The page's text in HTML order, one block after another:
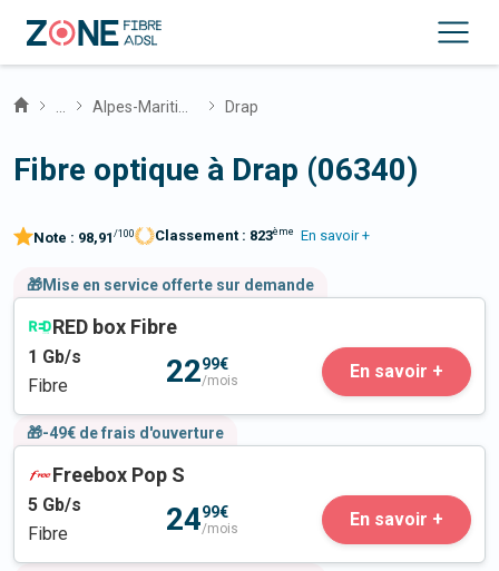
Drap
Fibre optique à Drap (06340)
Note : 98,91 /100 Classement : 823ème En savoir +
🎁Mise en service offerte sur demande
RED box Fibre
1 Gb/s
Fibre
2299€
/mois En savoir +
🎁-49€ de frais d'ouverture
Freebox Pop S
5 Gb/s
Fibre
2499€
/mois En savoir +